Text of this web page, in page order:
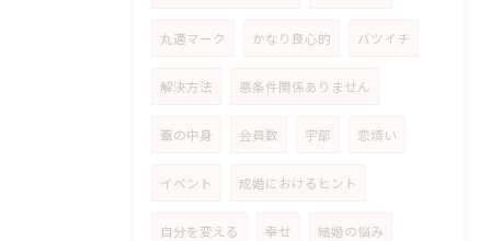
丸適マーク かなり良心的 バツイチ
解決方法 悪条件関係ありません
蓋の中身 会員数 宇部 恋煩い
イベント 成婚におけるヒント
自分を変える 幸せ 結婚の悩み